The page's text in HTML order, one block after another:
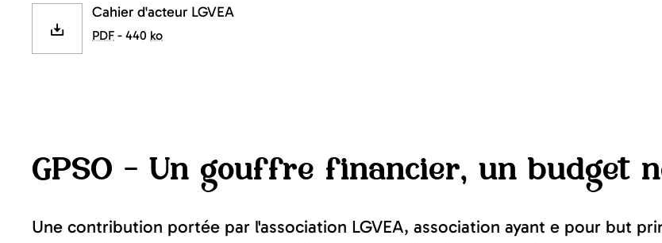
Cahier d'acteur LGVEA
PDF - 440 ko
GPSO - Un gouffre financier, un budget
Une contribution portée par l'association LGVEA, association ayant e pour but